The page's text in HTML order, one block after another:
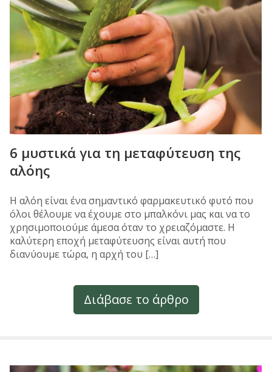
6 μυστικά για τη μεταφύτευση της
αλόης
Η αλόη είναι ένα σημαντικό φαρμακευτικό φυτό που
όλοι θέλουμε να έχουμε στο μπαλκόνι μας και να το
χρησιμοποιούμε άμεσα όταν το χρειαζόμαστε. Η
καλύτερη εποχή μεταφύτευσης είναι αυτή που
διανύουμε τώρα, η αρχή του […]
Διάβασε το άρθρο